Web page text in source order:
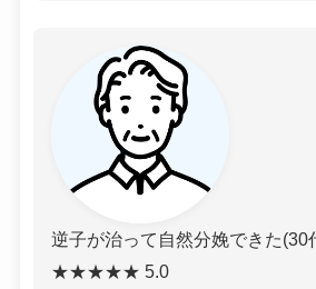
逆子が治って自然分娩できた(30
★★★★★ 5.0